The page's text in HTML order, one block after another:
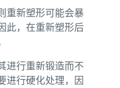
话
重新塑形可能会暴
此，在重新塑形后
进行重新锻造而不
进行硬化处理，因